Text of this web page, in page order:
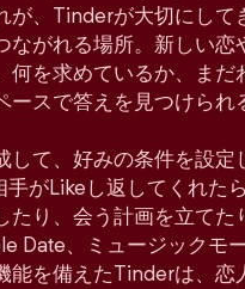
が、Tinderが大切にして
ながれる場所。新しい
何を求めているか、まだ
ースで答えを見つけられ
して、好みの条件を設
手がLikeし返してくれた
たり、会う計画を立て
Date、ミュージックモ
能を備えたTinderは、